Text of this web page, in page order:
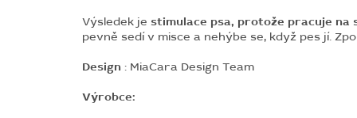
Výsledek je stimulace psa, protože pracuje
pevně sedí v misce a nehýbe se, když pes jí.
Design : MiaCara Design Team
Výrobce: